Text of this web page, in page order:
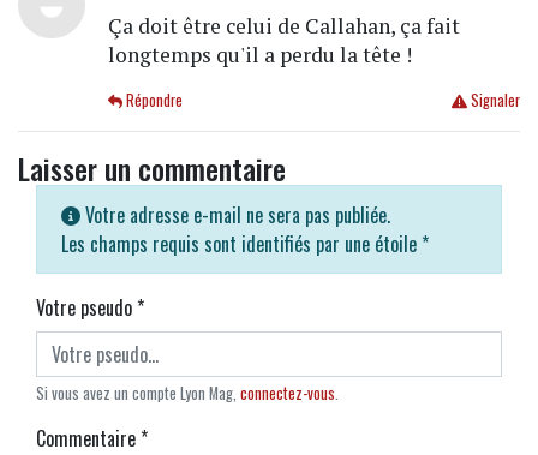
Ça doit être celui de Callahan, ça fait
longtemps qu'il a perdu la tête !
Signaler
Répondre
Laisser un commentaire
Votre adresse e-mail ne sera pas publiée.
Les champs requis sont identifiés par une étoile *
Votre pseudo*
Si vous avez un compte Lyon Mag, connectez-vous.
Commentaire*